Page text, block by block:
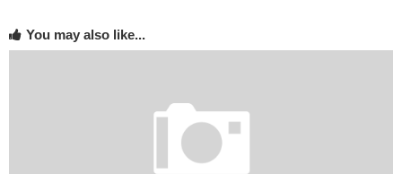
You may also like...